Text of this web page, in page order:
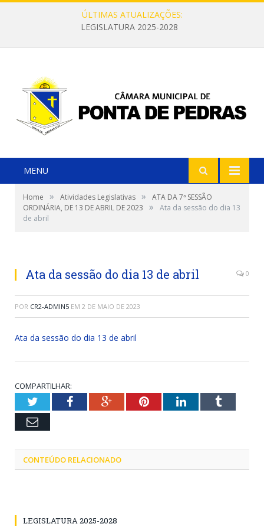
ÚLTIMAS ATUALIZAÇÕES:
LEGISLATURA 2025-2028
MENU
Home » Atividades Legislativas »
ATA DA 7ª SESSÃO
ORDINÁRIA, DE 13 DE ABRIL DE 2023
»
Ata da sessão do dia 13
de abril
Ata da sessão do dia 13 de abril 0
POR CR2-ADMIN5 EM 2 DE MAIO DE 2023
Ata da sessão do dia 13 de abril
COMPARTILHAR:
TwitterFacebookGoogle+PinterestLinkedInTumblr
Email
CONTEÚDO RELACIONADO
LEGISLATURA 2025-2028